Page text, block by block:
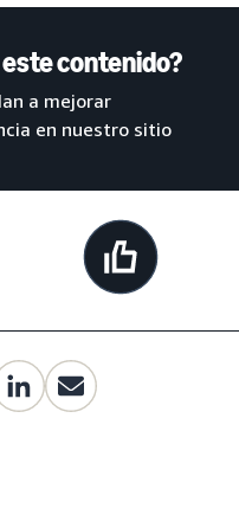
este contenido?
a mejorar
en nuestro sitio